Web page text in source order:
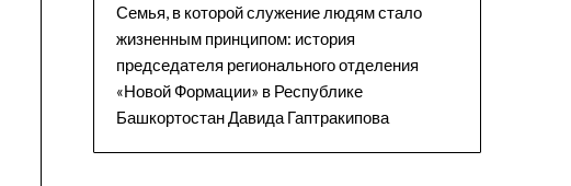
Семья, в которой служение людям стало
жизненным принципом: история
председателя регионального отделения
«Новой Формации» в Республике
Башкортостан Давида Гаптракипова